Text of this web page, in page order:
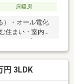
床暖房
・オール電化
住まい・室内を
暖房付・リビン
ルームでゆった
付の収納豊富
コニー・一戸建
円 3LDK